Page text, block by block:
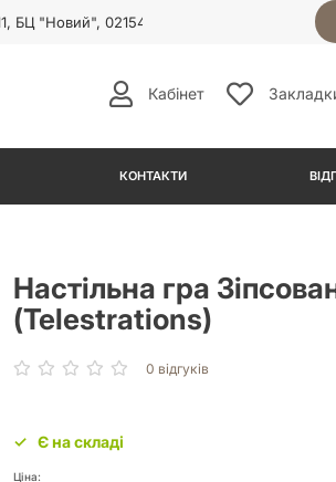
БЦ "Новий", 02154
Кабінет
КОНТАКТИ
Настільна гра
(Telestrations)
0 відгуків
Є на складі
Ціна: